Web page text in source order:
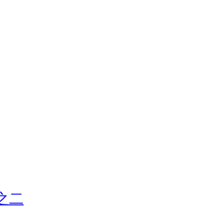
二